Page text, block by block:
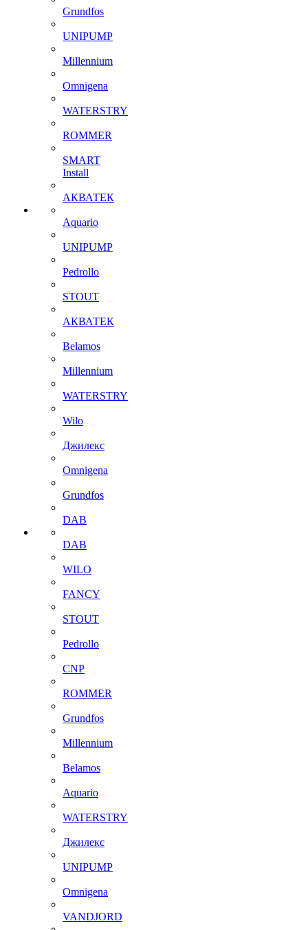
Grundfos
UNIPUMP
Millennium
Omnigena
WATERSTRY
ROMMER
SMART
Install
АКВАТЕК
Aquario
UNIPUMP
Pedrollo
STOUT
АКВАТЕК
Belamos
Millennium
WATERSTRY
Wilo
Джилекс
Omnigena
Grundfos
DAB
DAB
WILO
FANCY
STOUT
Pedrollo
CNP
ROMMER
Grundfos
Millennium
Belamos
Aquario
WATERSTRY
Джилекс
UNIPUMP
Omnigena
VANDJORD